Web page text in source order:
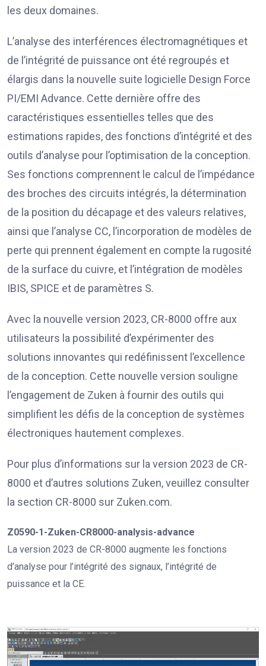
les deux domaines.
L’analyse des interférences électromagnétiques et
de l’intégrité de puissance ont été regroupés et
élargis dans la nouvelle suite logicielle Design Force
PI/EMI Advance. Cette dernière offre des
caractéristiques essentielles telles que des
estimations rapides, des fonctions d’intégrité et des
outils d’analyse pour l’optimisation de la conception.
Ses fonctions comprennent le calcul de l’impédance
des broches des circuits intégrés, la détermination
de la position du décapage et des valeurs relatives,
ainsi que l’analyse CC, l’incorporation de modèles de
perte qui prennent également en compte la rugosité
de la surface du cuivre, et l’intégration de modèles
IBIS, SPICE et de paramètres S.
Avec la nouvelle version 2023, CR-8000 offre aux
utilisateurs la possibilité d’expérimenter des
solutions innovantes qui redéfinissent l’excellence
de la conception. Cette nouvelle version souligne
l’engagement de Zuken à fournir des outils qui
simplifient les défis de la conception de systèmes
électroniques hautement complexes.
Pour plus d’informations sur la version 2023 de CR-
8000 et d’autres solutions Zuken, veuillez consulter
la section CR-8000 sur Zuken.com.
Z0590-1-Zuken-CR8000-analysis-advance
La version 2023 de CR-8000 augmente les fonctions
d’analyse pour l’intégrité des signaux, l’intégrité de
puissance et la CE.